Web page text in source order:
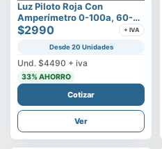
Luz Piloto Roja Con
Amperímetro 0-100a, 60-
500v
$2990 + IVA
Desde 20 Unidades
Und. $4490 + iva
33% AHORRO
Cotizar
Ver